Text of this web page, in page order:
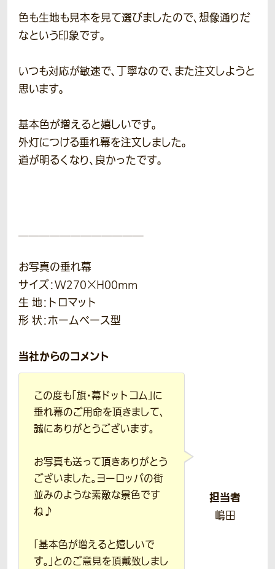
色も生地も見本を見て選びましたので、想像通りだ
なという印象です。
いつも対応が敏速で、丁寧なので、また注文しようと
思います。
基本色が増えると嬉しいです。
外灯につける垂れ幕を注文しました。
道が明るくなり、良かったです。
＿＿＿＿＿＿＿＿＿＿＿＿
お写真の垂れ幕
サイズ：W270×H00mm
生 地：トロマット
形 状：ホームベース型
当社からのコメント
この度も「旗・幕ドットコム」に
垂れ幕のご用命を頂きまして、
誠にありがとうございます。
お写真も送って頂きありがとう
ございました。ヨーロッパの街
並みのような素敵な景色です
ね♪
「基本色が増えると嬉しいで
す。」とのご意見を頂戴致しまし
担当者
嶋田